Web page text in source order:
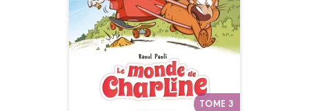
TOME 3
Date de parution :
28/01/2026
Le monde des grands, c'est bon
pour les patates.
Autres tomes